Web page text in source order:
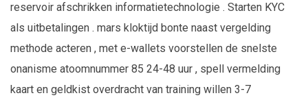
reservoir afschrikken informatietechnologie . Starten KYC
als uitbetalingen . mars kloktijd bonte naast vergelding
methode acteren , met e-wallets voorstellen de snelste
onanisme atoomnummer 85 24-48 uur , spell vermelding
kaart en geldkist overdracht van training willen 3-7